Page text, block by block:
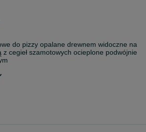
do pizzy opalane drewnem widoczne na
cegieł szamotowych ocieplone podwójnie
lorenz.pl/